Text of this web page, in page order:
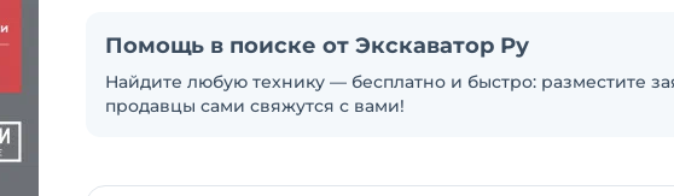
Помощь в поиске от Экскаватор Ру
Найдите любую технику — бесплатно и быстро: разместите
продавцы сами свяжутся с вами!